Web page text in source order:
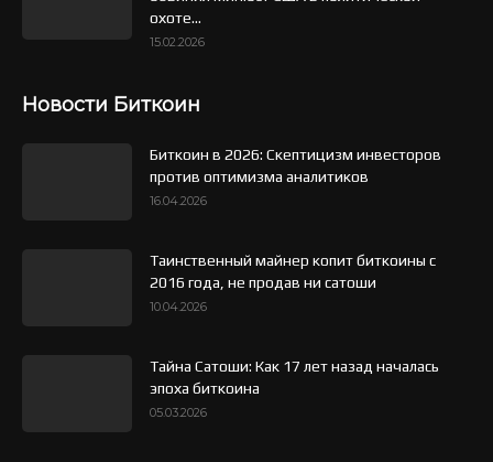
охоте...
15.02.2026
Новости Биткоин
Биткоин в 2026: Скептицизм инвесторов
против оптимизма аналитиков
16.04.2026
Таинственный майнер копит биткоины с
2016 года, не продав ни сатоши
10.04.2026
Тайна Сатоши: Как 17 лет назад началась
эпоха биткоина
05.03.2026